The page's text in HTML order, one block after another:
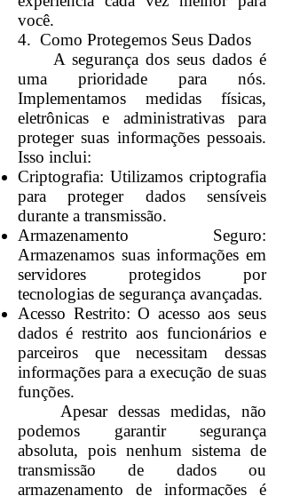
você.
4. Como Protegemos Seus Dados
A segurança dos seus dados é
uma prioridade para nós.
Implementamos medidas físicas,
eletrônicas e administrativas para
proteger suas informações pessoais.
Isso inclui:
Criptografia: Utilizamos criptografia
para proteger dados sensíveis
durante a transmissão.
Armazenamento Seguro:
Armazenamos suas informações em
servidores protegidos por
tecnologias de segurança avançadas.
Acesso Restrito: O acesso aos seus
dados é restrito aos funcionários e
parceiros que necessitam dessas
informações para a execução de suas
funções.
Apesar dessas medidas, não
podemos garantir segurança
absoluta, pois nenhum sistema de
transmissão de dados ou
armazenamento de informações é